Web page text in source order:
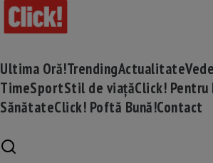
Ultima Oră!TrendingActualitate
TimeSportStil de viațăClick! Pentru
SănătateClick! Poftă Bună!Contact